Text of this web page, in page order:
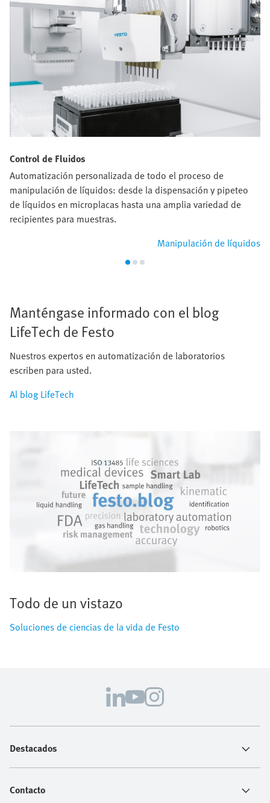
Control de Fluidos
Automatización personalizada de todo el proceso de
manipulación de líquidos: desde la dispensación y pipeteo
de líquidos en microplacas hasta una amplia variedad de
recipientes para muestras.
Manipulación de líquidos
Manténgase informado con el blog
LifeTech de Festo
Nuestros expertos en automatización de laboratorios
escriben para usted.
Al blog LifeTech
Todo de un vistazo
Soluciones de ciencias de la vida de Festo
Destacados
Contacto